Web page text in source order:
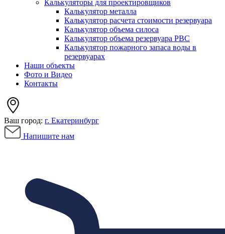
Калькуляторы для проектировщиков
Калькулятор металла
Калькулятор расчета стоимости резервуара
Калькулятор объема силоса
Калькулятор объема резервуара РВС
Калькулятор пожарного запаса воды в
резервуарах
Наши объекты
Фото и Видео
Контакты
Ваш город: г. Екатеринбург
Напишите нам